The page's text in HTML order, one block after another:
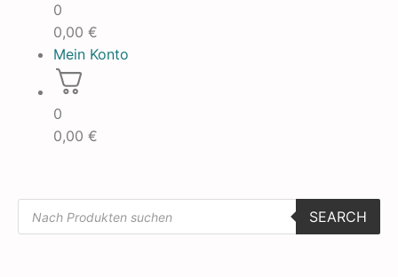
0
0,00 €
Mein Konto
0
0,00 €
Products
search
SEARCH